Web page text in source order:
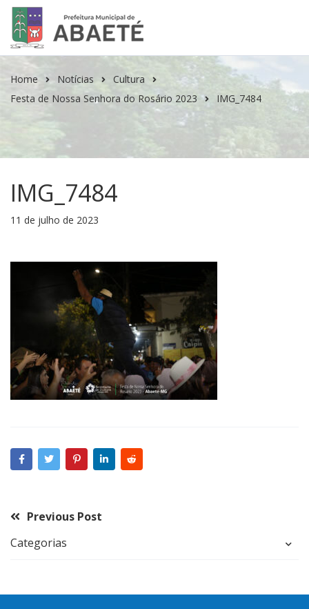
Home Notícias
Cultura
Festa de Nossa Senhora do Rosário 2023
IMG_7484
IMG_7484
11 de julho de 2023
Previous Post
Categorias